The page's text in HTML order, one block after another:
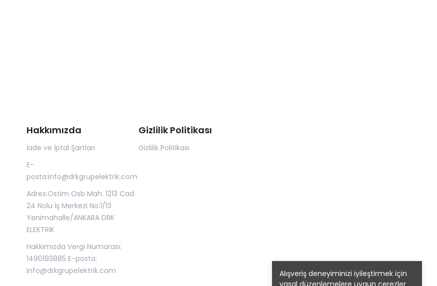
Alışveriş deneyiminizi iyileştirmek için
yasal düzenlemelere uygun çerezler
Hakkımızda
İade ve İptal Şartları
E-
posta:info@drkgrupelektrik.com
Adres:Ostim Osb Mah. 1213 Cad.
24 Nolu İş Merkezi No:1/13
Yenimahalle/ANKARA DRK
ELEKTRİK
Hakkımızda Vergi Numarası:
1490193885 E-posta:
info@drkgrupelektrik.com
Gizlilik Politikası
Gizlilik Politikası